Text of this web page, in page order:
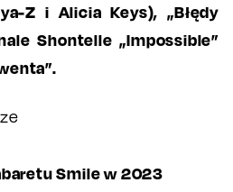
Z i Alicia Keys), „Błędy
Shontelle „Impossible”
Smile w 2023